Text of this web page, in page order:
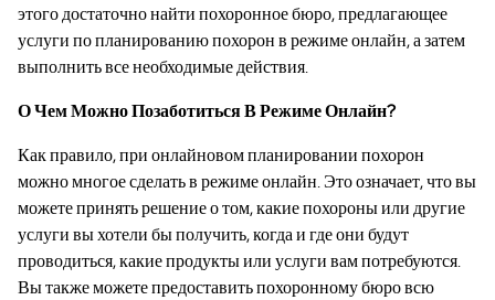
этого достаточно найти похоронное бюро, предлагающее
услуги по планированию похорон в режиме онлайн, а затем
выполнить все необходимые действия.
О Чем Можно Позаботиться В Режиме Онлайн?
Как правило, при онлайновом планировании похорон
можно многое сделать в режиме онлайн. Это означает, что вы
можете принять решение о том, какие похороны или другие
услуги вы хотели бы получить, когда и где они будут
проводиться, какие продукты или услуги вам потребуются.
Вы также можете предоставить похоронному бюро всю